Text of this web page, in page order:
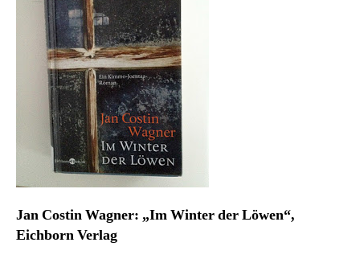
Jan Costin Wagner: „Im Winter der Löwen“,
Eichborn Verlag